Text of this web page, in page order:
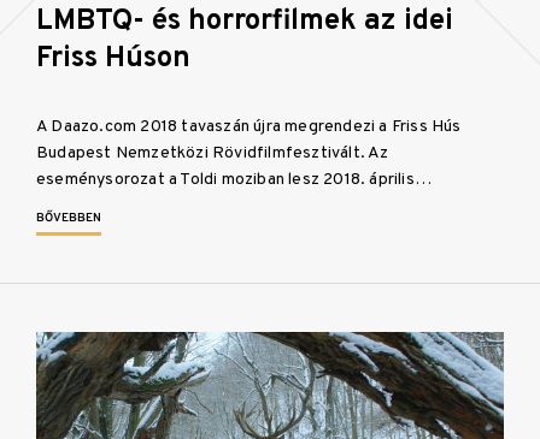
LMBTQ- és horrorfilmek az idei
Friss Húson
A Daazo.com 2018 tavaszán újra megrendezi a Friss Hús
Budapest Nemzetközi Rövidfilmfesztivált. Az
eseménysorozat a Toldi moziban lesz 2018. április…
BŐVEBBEN